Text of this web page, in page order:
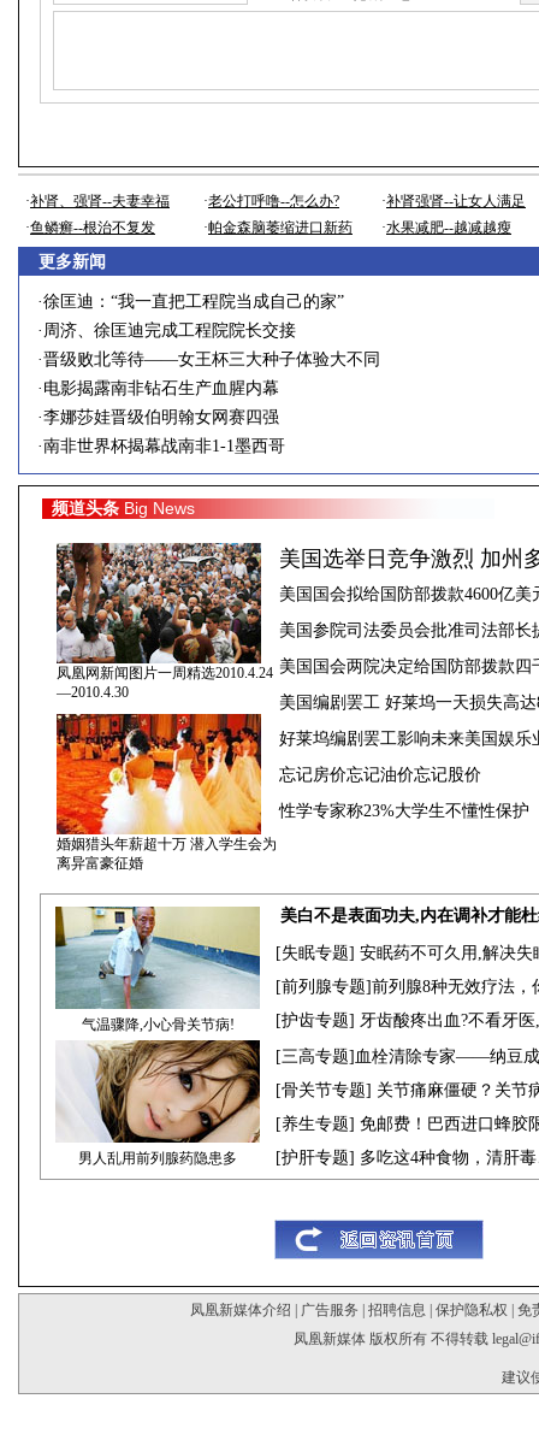
·补肾、强肾--夫妻幸福 ·老公打呼噜--怎么办? ·补肾强肾--让女人满足
·鱼鳞癣--根治不复发 ·帕金森脑萎缩进口新药 ·水果减肥--越减越瘦
更多新闻
·徐匡迪：“我一直把工程院当成自己的家”
· 周济、徐匡迪完成工程院院长交接
·晋级败北等待——女王杯三大种子体验大不同
· 电影揭露南非钻石生产血腥内幕
·李娜莎娃晋级伯明翰女网赛四强
·南非世界杯揭幕战南非1-1墨西哥
频道头条 Big News
凤凰网新闻图片一周精选2010.4.24
—2010.4.30
婚姻猎头年薪超十万 潜入学生会为
离异富豪征婚
美国选举日竞争激烈 加州
美国国会拟给国防部拨款4600亿美
美国参院司法委员会批准司法部长
美国国会两院决定给国防部拨款
美国编剧罢工 好莱坞一天损失高
好莱坞编剧罢工影响未来美国娱乐
忘记房价忘记油价忘记股价
性学专家称23%大学生不懂性保护
气温骤降,小心骨关节病!
美白不是表面功夫,内在调补才能
[失眠专题] 安眠药不可久用,解决失
[前列腺专题]前列腺8种无效疗法，
[护齿专题] 牙齿酸疼出血?不看牙
男人乱用前列腺药隐患多
[三高专题]血栓清除专家——纳豆
[骨关节专题] 关节痛麻僵硬？关节
[养生专题] 免邮费！巴西进口蜂胶
[护肝专题] 多吃这4种食物，清肝
凤凰新媒体介绍 广告服务 招聘信息 保护隐私权
免
凤凰新媒体 版权所有 不得转载
建议